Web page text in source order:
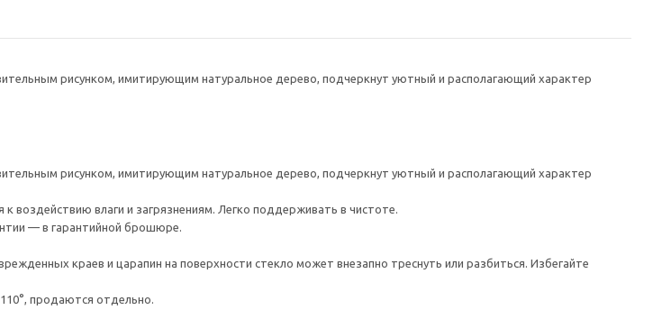
рисунком, имитирующим натуральное дерево, подчеркнут уютный и располагающий характер
рисунком, имитирующим натуральное дерево, подчеркнут уютный и располагающий характер
воздействию влаги и загрязнениям. Легко поддерживать в чистоте.
— в гарантийной брошюре.
краев и царапин на поверхности стекло может внезапно треснуть или разбиться. Избегайте
продаются отдельно.